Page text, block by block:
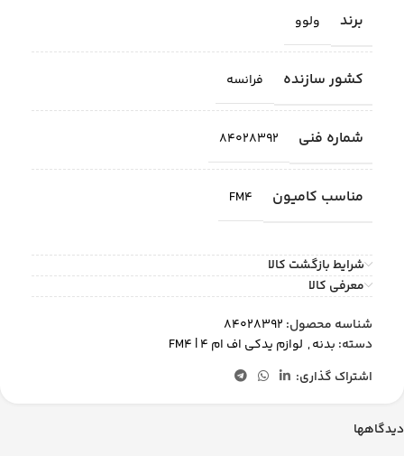
برند ولوو
کشور سازنده فرانسه
شماره فنی 84028392
مناسب کامیون FM4
شرایط بازگشت کالا
معرفی کالا
شناسه محصول: 84028392
دسته: بدنه, لوازم یدکی اف ام 4 | FM4
اشتراک گذاری:
دیدگاهها